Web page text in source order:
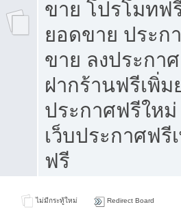
ขาย โปรโมทฟ
ยอดขาย ประก
ขาย ลงประกา
ฝากร้านฟรีเพิ่ม
ประกาศฟรีให
เว็บประกาศฟรี
ฟรี
ไม่มีกระทู้ใหม่ Redirect Board